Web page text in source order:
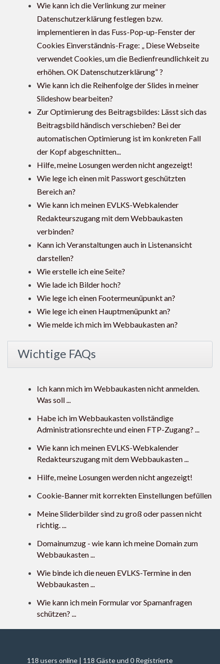
Wie kann ich die Verlinkung zur meiner
Datenschutzerklärung festlegen bzw.
implementieren in das Fuss-Pop-up-Fenster der
Cookies Einverständnis-Frage: „ Diese Webseite
verwendet Cookies, um die Bedienfreundlichkeit zu
erhöhen. OK Datenschutzerklärung“ ?
Wie kann ich die Reihenfolge der Slides in meiner
Slideshow bearbeiten?
Zur Optimierung des Beitragsbildes: Lässt sich das
Beitragsbild händisch verschieben? Bei der
automatischen Optimierung ist im konkreten Fall
der Kopf abgeschnitten...
Hilfe, meine Losungen werden nicht angezeigt!
Wie lege ich einen mit Passwort geschützten
Bereich an?
Wie kann ich meinen EVLKS-Webkalender
Redakteurszugang mit dem Webbaukasten
verbinden?
Kann ich Veranstaltungen auch in Listenansicht
darstellen?
Wie erstelle ich eine Seite?
Wie lade ich Bilder hoch?
Wie lege ich einen Footermeunüpunkt an?
Wie lege ich einen Hauptmenüpunkt an?
Wie melde ich mich im Webbaukasten an?
Wichtige FAQs
Ich kann mich im Webbaukasten nicht anmelden.
Was soll ...
Habe ich im Webbaukasten vollständige
Administrationsrechte und einen FTP-Zugang? ...
Wie kann ich meinen EVLKS-Webkalender
Redakteurszugang mit dem Webbaukasten ...
Hilfe, meine Losungen werden nicht angezeigt!
Cookie-Banner mit korrekten Einstellungen befüllen
Meine Sliderbilder sind zu groß oder passen nicht
richtig. ...
Domainumzug - wie kann ich meine Domain zum
Webbaukasten ...
Wie binde ich die neuen EVLKS-Termine in den
Webbaukasten ...
Wie kann ich mein Formular vor Spamanfragen
schützen? ...
118 users online | 118 Gäste und 0 Registrierte